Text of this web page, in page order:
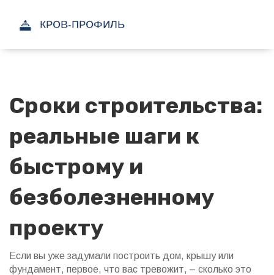
Сроки строительства:
реальные шаги к
быстрому и
безболезненному
проекту
Если вы уже задумали построить дом, крышу или
фундамент, первое, что вас тревожит, – сколько это